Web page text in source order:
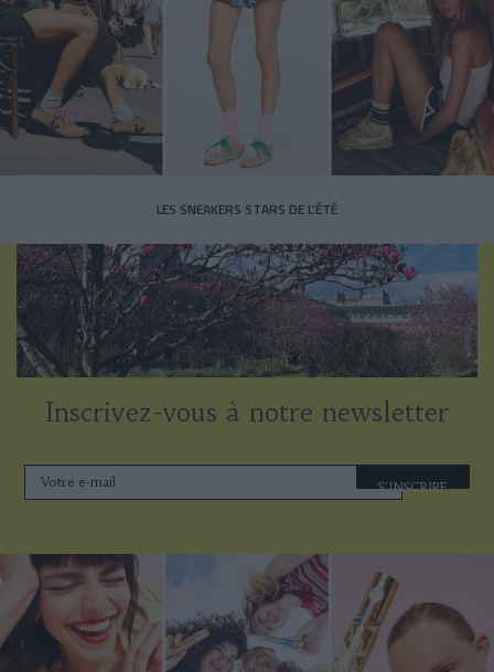
LES SNEAKERS STARS DE L’ÉTÉ
Inscrivez-vous à notre newsletter
S'INSCRIRE